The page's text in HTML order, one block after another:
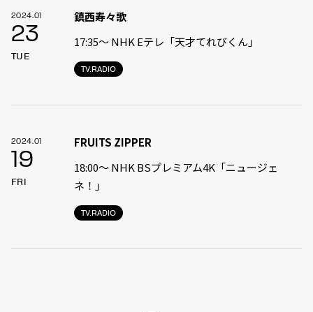
2024.01
23
TUE
TV.RADIO
鎮西寿々歌
17:35〜 NHK Eテレ「天才てれびくん」
2024.01
19
FRI
TV.RADIO
FRUITS ZIPPER
18:00〜 NHK BSプレミアム4K「ニュージェ
ネ！」